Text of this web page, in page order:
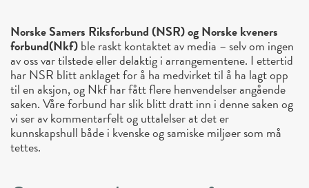
Norske Samers Riksforbund (NSR) og Norske kveners
forbund(Nkf)ble raskt kontaktet av media – selv om ingen
av oss var tilstede eller delaktig i arrangementene. I ettertid
har NSR blitt anklaget for å ha medvirket til å ha lagt opp
til en aksjon, og Nkf har fått flere henvendelser angående
saken. Våre forbund har slik blitt dratt inn i denne saken og
vi ser av kommentarfelt og uttalelser at det er
kunnskapshull både i kvenske og samiske miljøer som må
tettes.